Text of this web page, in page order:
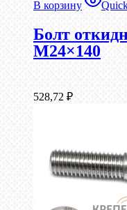
В корзину
Болт
М24×140
528,72 ₽